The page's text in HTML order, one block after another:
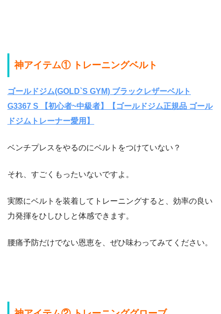
神アイテム① トレーニングベルト
ゴールドジム(GOLD`S GYM) ブラックレザーベルト
G3367 S 【初心者~中級者】【ゴールドジム正規品 ゴール
ドジムトレーナー愛用】
ベンチプレスをやるのにベルトをつけていない？
それ、すごくもったいないですよ。
実際にベルトを装着してトレーニングすると、効率の良い
力発揮をひしひしと体感できます。
腰痛予防だけでない恩恵を、ぜひ味わってみてください。